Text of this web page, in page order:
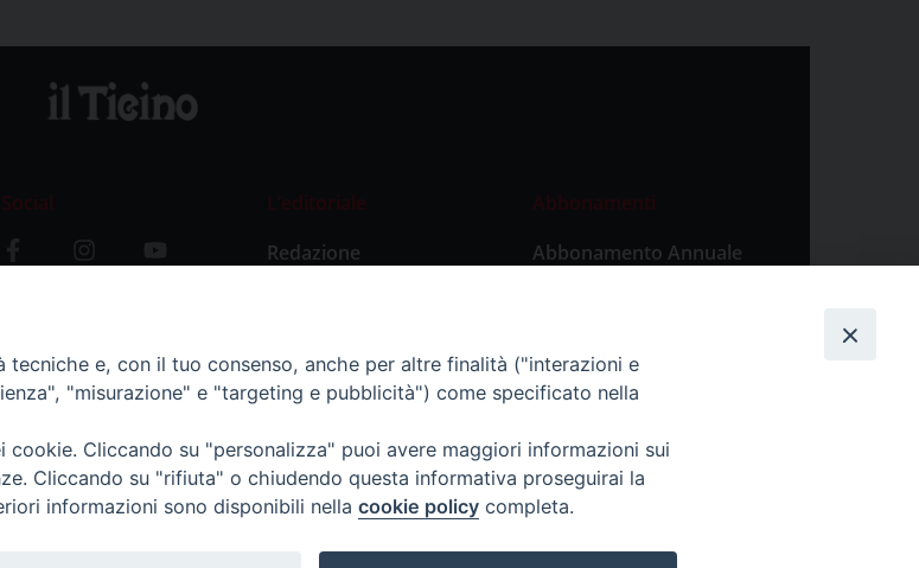
Social
L’editoriale
Redazione
Abbonamenti
Abbonamento Annuale
Abbonamento Singola
e, con il tuo consenso, anche per altre finalità ("interazioni e
"misurazione" e "targeting e pubblicità") come specificato nella
Cliccando su "personalizza" puoi avere maggiori informazioni sui
Cliccando su "rifiuta" o chiudendo questa informativa proseguirai la
informazioni sono disponibili nella cookie policy completa.